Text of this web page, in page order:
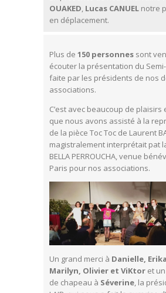
OUAKED, Lucas CANUEL notre
en déplacement.
Plus de 150 personnes sont
écouter la présentation du
faite par les présidents de nos
associations.
C’est avec beaucoup de plaisirs
que nous avons assisté à la
de la pièce Toc Toc de Laurent
magistralement interprétait pat
BELLA PERROUCHA, venue
Paris pour nos associations.
Un grand merci à Danielle,
Marilyn, Olivier et ViKtor et
de chapeau à Séverine, la